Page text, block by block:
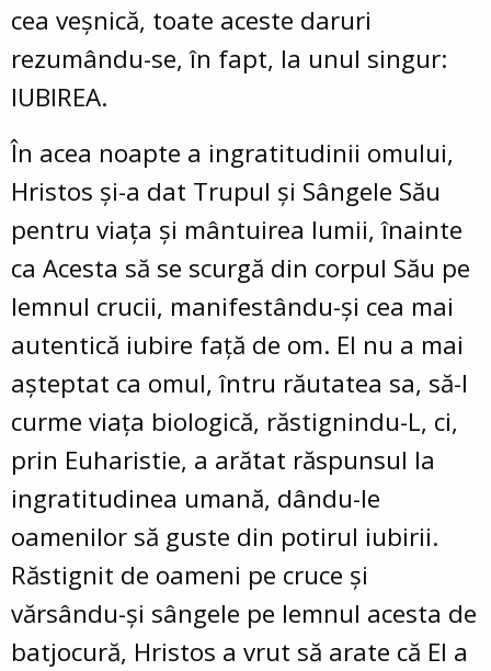
cea veşnică, toate aceste daruri
rezumându-se, în fapt, la unul singur:
IUBIREA.
În acea noapte a ingratitudinii omului,
Hristos şi-a dat Trupul şi Sângele Său
pentru viaţa şi mântuirea lumii, înainte
ca Acesta să se scurgă din corpul Său pe
lemnul crucii, manifestându-şi cea mai
autentică iubire faţă de om. El nu a mai
aşteptat ca omul, întru răutatea sa, să-I
curme viaţa biologică, răstignindu-L, ci,
prin Euharistie, a arătat răspunsul la
ingratitudinea umană, dându-le
oamenilor să guste din potirul iubirii.
Răstignit de oameni pe cruce şi
vărsându-şi sângele pe lemnul acesta de
batjocură, Hristos a vrut să arate că El a